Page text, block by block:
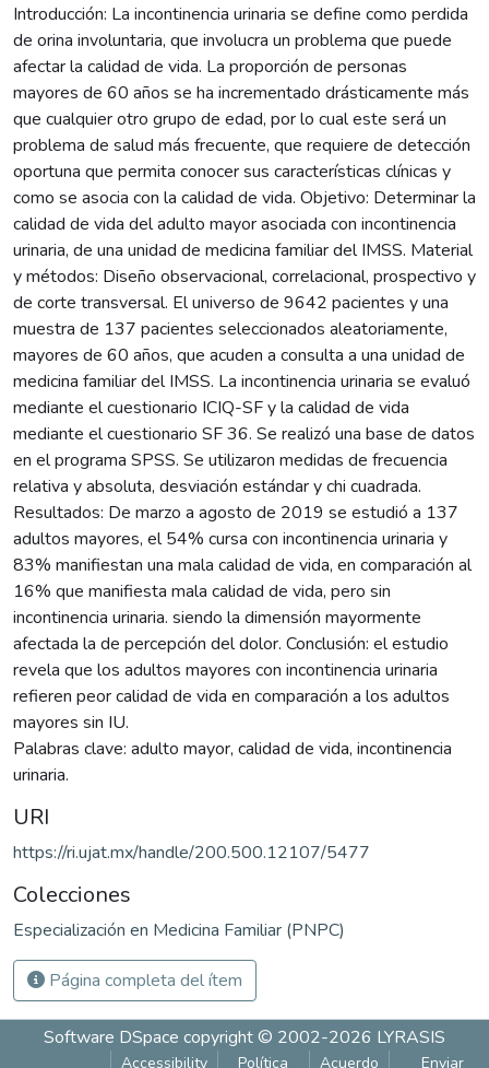
Introducción: La incontinencia urinaria se define como perdida
de orina involuntaria, que involucra un problema que puede
afectar la calidad de vida. La proporción de personas
mayores de 60 años se ha incrementado drásticamente más
que cualquier otro grupo de edad, por lo cual este será un
problema de salud más frecuente, que requiere de detección
oportuna que permita conocer sus características clínicas y
como se asocia con la calidad de vida. Objetivo: Determinar la
calidad de vida del adulto mayor asociada con incontinencia
urinaria, de una unidad de medicina familiar del IMSS. Material
y métodos: Diseño observacional, correlacional, prospectivo y
de corte transversal. El universo de 9642 pacientes y una
muestra de 137 pacientes seleccionados aleatoriamente,
mayores de 60 años, que acuden a consulta a una unidad de
medicina familiar del IMSS. La incontinencia urinaria se evaluó
mediante el cuestionario ICIQ-SF y la calidad de vida
mediante el cuestionario SF 36. Se realizó una base de datos
en el programa SPSS. Se utilizaron medidas de frecuencia
relativa y absoluta, desviación estándar y chi cuadrada.
Resultados: De marzo a agosto de 2019 se estudió a 137
adultos mayores, el 54% cursa con incontinencia urinaria y
83% manifiestan una mala calidad de vida, en comparación al
16% que manifiesta mala calidad de vida, pero sin
incontinencia urinaria. siendo la dimensión mayormente
afectada la de percepción del dolor. Conclusión: el estudio
revela que los adultos mayores con incontinencia urinaria
refieren peor calidad de vida en comparación a los adultos
mayores sin IU.
Palabras clave: adulto mayor, calidad de vida, incontinencia
urinaria.
URI
https://ri.ujat.mx/handle/200.500.12107/5477
Colecciones
Especialización en Medicina Familiar (PNPC)
Página completa del ítem
Software DSpace copyright © 2002-2026 LYRASIS
Accessibility Política Acuerdo Enviar